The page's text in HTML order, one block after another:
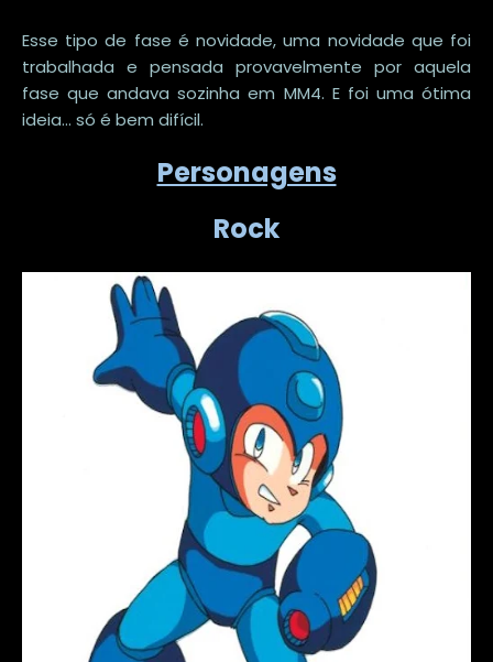
Esse tipo de fase é novidade, uma novidade que foi
trabalhada e pensada provavelmente por aquela
fase que andava sozinha em MM4. E foi uma ótima
ideia... só é bem difícil.
Personagens
Rock